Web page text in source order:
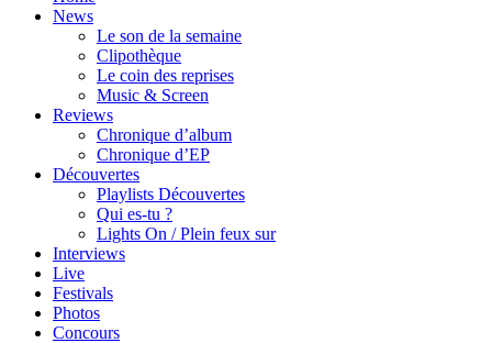
News
Le son de la semaine
Clipothèque
Le coin des reprises
Music & Screen
Reviews
Chronique d’album
Chronique d’EP
Découvertes
Playlists Découvertes
Qui es-tu ?
Lights On / Plein feux sur
Interviews
Live
Festivals
Photos
Concours